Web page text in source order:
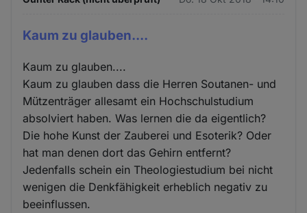
Kaum zu glauben....
Kaum zu glauben....
Kaum zu glauben dass die Herren Soutanen- und
Mützenträger allesamt ein Hochschulstudium
absolviert haben. Was lernen die da eigentlich?
Die hohe Kunst der Zauberei und Esoterik? Oder
hat man denen dort das Gehirn entfernt?
Jedenfalls schein ein Theologiestudium bei nicht
wenigen die Denkfähigkeit erheblich negativ zu
beeinflussen.
und
Cookies